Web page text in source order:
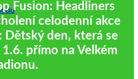
Fusion: Headliners
celodenní akce
Dětský den, která se
přímo na Velkém